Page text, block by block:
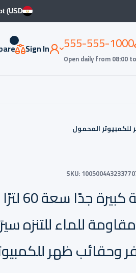
(USD $)
555-555-1000
Open daily from 08:00
Sign In
SKU:
حقيبة
للماء للتنزه
وحقائب ظهر